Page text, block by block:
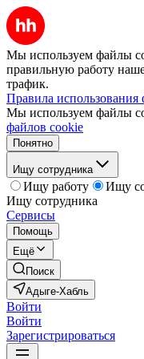
Мы используем файлы
правильную работу
трафик.
Правила использования
Мы используем файлы
файлов cookie
Понятно
Ищу сотрудника
Ищу работу
Ищу
Ищу сотрудника
Сервисы
Помощь
Ещё
Поиск
Адыге-Хабль
Войти
Войти
Зарегистрироваться